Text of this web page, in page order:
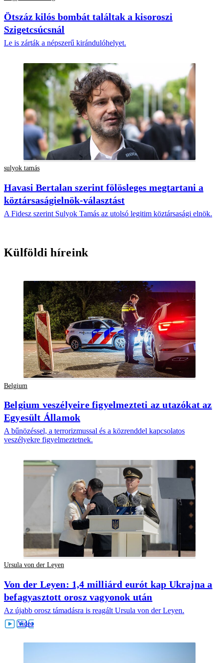
Ötszáz kilós bombát találtak a kisoroszi
Szigetcsúcsnál
Le is zárták a népszerű kirándulóhelyet.
sulyok tamás
Havasi Bertalan szerint fölösleges megtartani a
köztársaságielnök-választást
A Fidesz szerint Sulyok Tamás az utolsó legitim köztársasági elnök.
Külföldi híreink
Belgium
Belgium veszélyeire figyelmezteti az utazókat az
Egyesült Államok
A bűnözéssel, a terrorizmussal és a közrenddel kapcsolatos
veszélyekre figyelmeztetnek.
Ursula von der Leyen
Von der Leyen: 1,4 milliárd eurót kap Ukrajna a
befagyasztott orosz vagyonok után
Az újabb orosz támadásra is reagált Ursula von der Leyen.